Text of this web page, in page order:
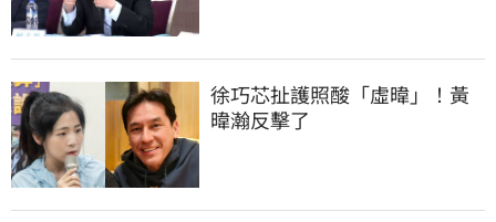
徐巧芯扯護照酸「虛暐」！黃
暐瀚反擊了